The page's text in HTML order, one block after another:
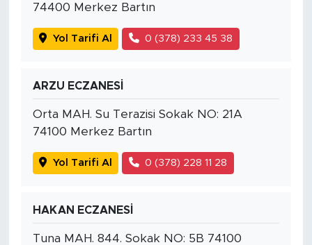
74400 Merkez Bartın
Yol Tarifi Al 0 (378) 233 45 38
ARZU ECZANESİ
Orta MAH. Su Terazisi Sokak NO: 21A
74100 Merkez Bartın
Yol Tarifi Al 0 (378) 228 11 28
HAKAN ECZANESİ
Tuna MAH. 844. Sokak NO: 5B 74100